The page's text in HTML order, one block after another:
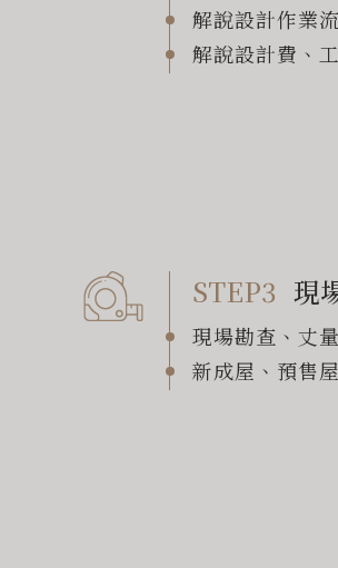
解說設計作業
解說設計費、
STEP3 現
現場勘查、丈
新成屋、預售